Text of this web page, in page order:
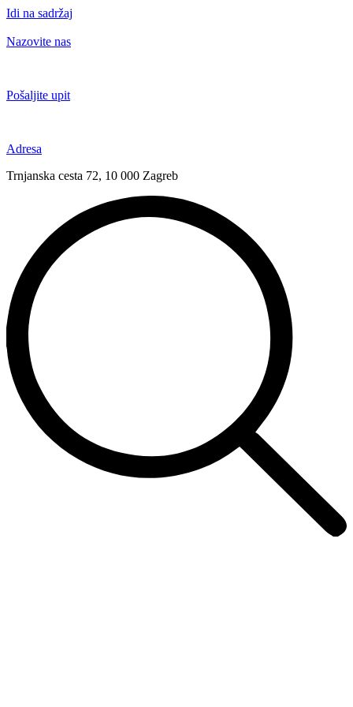
Idi na sadržaj
Nazovite nas
Pošaljite upit
Adresa
Trnjanska cesta 72, 10 000 Zagreb